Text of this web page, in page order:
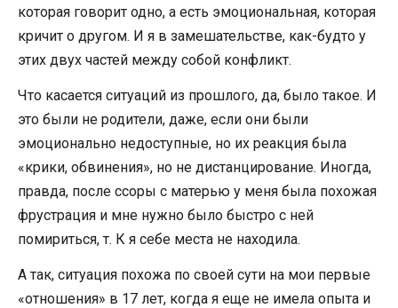
которая говорит одно, а есть эмоциональная, которая
кричит о другом. И я в замешательстве, как-будто у
этих двух частей между собой конфликт.
Что касается ситуаций из прошлого, да, было такое. И
это были не родители, даже, если они были
эмоционально недоступные, но их реакция была
«крики, обвинения», но не дистанцирование. Иногда,
правда, после ссоры с матерью у меня была похожая
фрустрация и мне нужно было быстро с ней
помириться, т. К я себе места не находила.
А так, ситуация похожа по своей сути на мои первые
«отношения» в 17 лет, когда я еще не имела опыта и